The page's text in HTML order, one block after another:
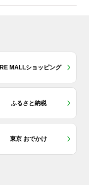
MALLショッピング
ふるさと納税
東京 おでかけ